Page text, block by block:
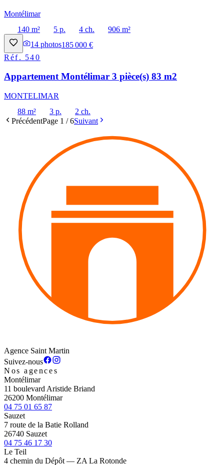
Montélimar
140 m²
5 p. 4 ch.
906 m²
14 photos185 000 €
Réf. 540
Appartement Montélimar 3 pièce(s) 83 m2
MONTELIMAR
88 m²
3 p.
2 ch.
PrécédentPage 1 /6Suivant
Agence Saint Martin
Suivez-nous
Nos agences
Montélimar
11 boulevard Aristide Briand
26200 Montélimar
04 75 01 65 87
Sauzet
7 route de la Batie Rolland
26740 Sauzet
04 75 46 17 30
Le Teil
4 chemin du Dépôt — ZA La Rotonde